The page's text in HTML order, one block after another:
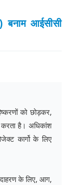
आईसीसी
को छोड़कर,
करता है। अधिकांश
कार्गो के लिए
के लिए, आग,